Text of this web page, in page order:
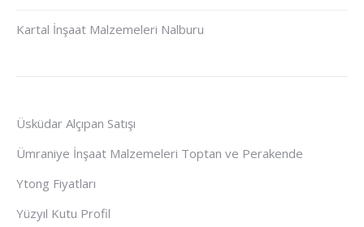
Kartal İnşaat Malzemeleri Nalburu
Üsküdar Alçıpan Satışı
Ümraniye İnşaat Malzemeleri Toptan ve Perakende
Ytong Fiyatları
Yüzyıl Kutu Profil